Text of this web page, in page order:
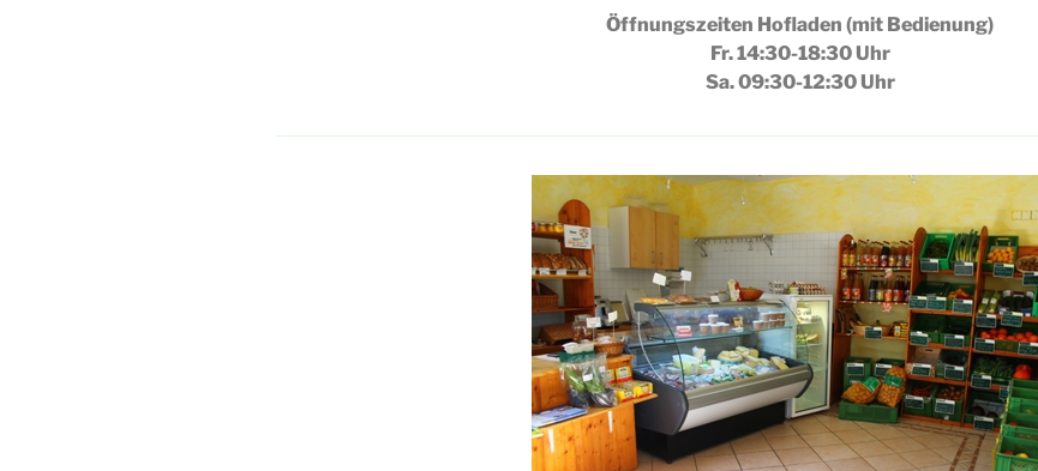
Öffnungszeiten Hofladen (mit Bedienung)
Fr. 14:30-18:30 Uhr
Sa. 09:30-12:30 Uhr